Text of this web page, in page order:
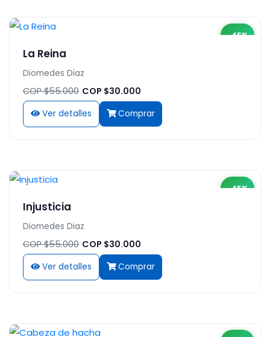
-45%
La Reina
Diomedes Diaz
COP $55.000 COP $30.000
Ver detalles Comprar
-45%
Injusticia
Diomedes Diaz
COP $55.000 COP $30.000
Ver detalles Comprar